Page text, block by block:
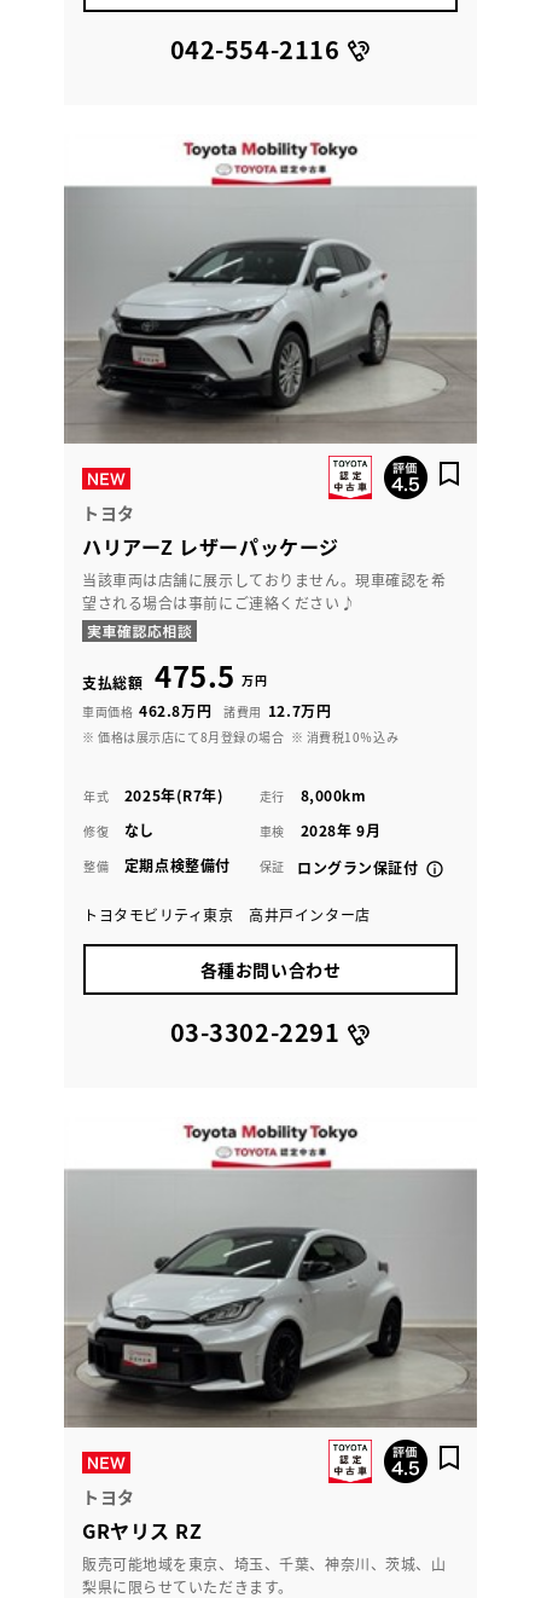
042-554-2116
トヨタ
ハリアーZ レザーパッケージ
当該車両は店舗に展示しておりません。現車確認を希
望される場合は事前にご連絡ください♪
支払総額 475.5 万円
車両価格 462.8万円 諸費用 12.7万円
※ 価格は展示店にて8月登録の場合 ※ 消費税10％込み
年式 2025年(R7年) 走行 8,000km
修復 なし 車検 2028年 9月
整備 定期点検整備付 保証 ロングラン保証付
トヨタモビリティ東京 高井戸インター店
各種お問い合わせ
03-3302-2291
トヨタ
GRヤリス RZ
販売可能地域を東京、埼玉、千葉、神奈川、茨城、山
梨県に限らせていただきます。